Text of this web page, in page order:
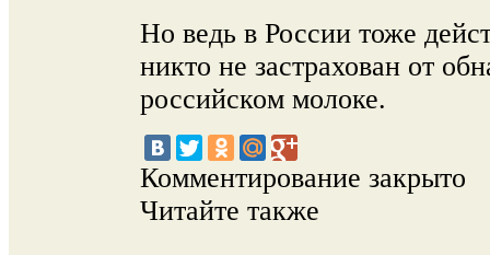
Но ведь в России тоже
никто не застрахован от
российском молоке.
Комментирование закрыто
Читайте также